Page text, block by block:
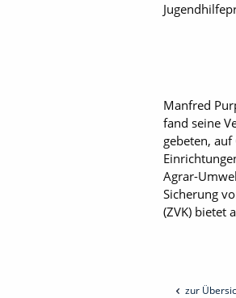
Manfred
fand seine
gebeten,
Agrar-
Sicherung
(ZVK) bietet
zur